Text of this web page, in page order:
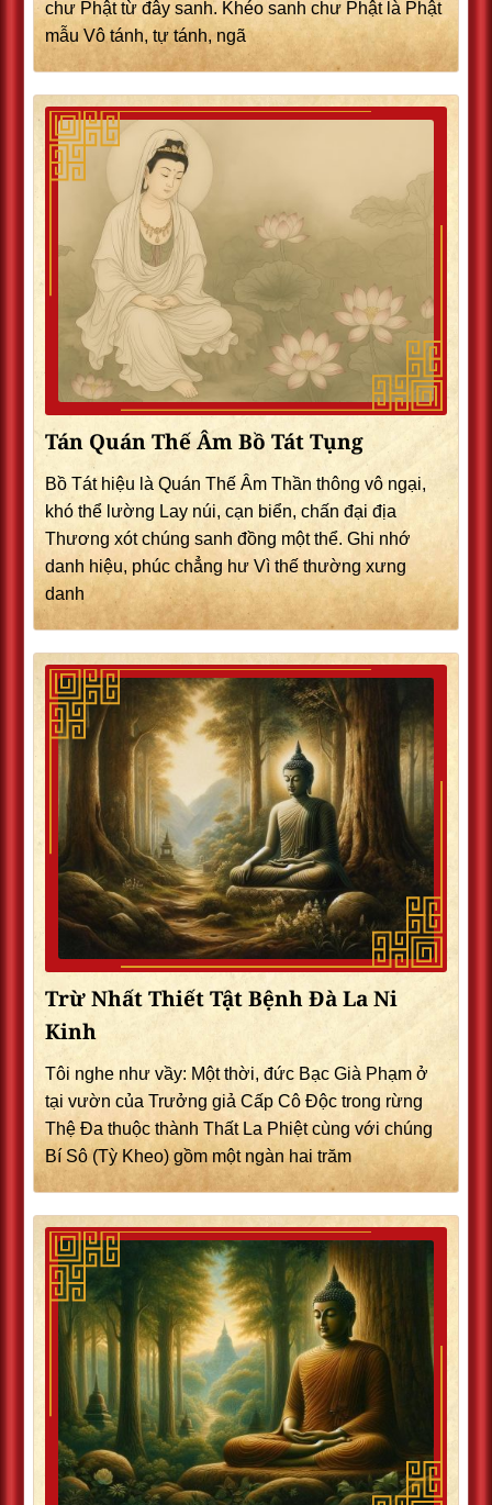
chư Phật từ đây sanh. Khéo sanh chư Phật là Phật
mẫu Vô tánh, tự tánh, ngã
Tán Quán Thế Âm Bồ Tát Tụng
Bồ Tát hiệu là Quán Thế Âm Thần thông vô ngại,
khó thể lường Lay núi, cạn biển, chấn đại địa
Thương xót chúng sanh đồng một thể. Ghi nhớ
danh hiệu, phúc chẳng hư Vì thế thường xưng
danh
Trừ Nhất Thiết Tật Bệnh Đà La Ni
Kinh
Tôi nghe như vầy: Một thời, đức Bạc Già Phạm ở
tại vườn của Trưởng giả Cấp Cô Độc trong rừng
Thệ Đa thuộc thành Thất La Phiệt cùng với chúng
Bí Sô (Tỳ Kheo) gồm một ngàn hai trăm